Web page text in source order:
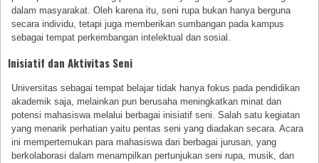
dalam masyarakat. Oleh karena itu, seni rupa bukan hanya berguna
secara individu, tetapi juga memberikan sumbangan pada kampus
sebagai tempat perkembangan intelektual dan sosial.
Inisiatif dan Aktivitas Seni
Universitas sebagai tempat belajar tidak hanya fokus pada pendidikan
akademik saja, melainkan pun berusaha meningkatkan minat dan
potensi mahasiswa melalui berbagai inisiatif seni. Salah satu kegiatan
yang menarik perhatian yaitu pentas seni yang diadakan secara. Acara
ini mempertemukan para mahasiswa dari berbagai jurusan, yang
berkolaborasi dalam menampilkan pertunjukan seni rupa, musik, dan